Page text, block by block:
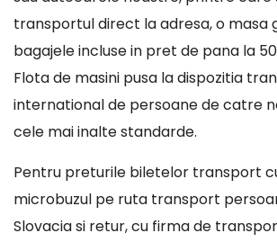
transportul direct la adresa, o masa
bagajele incluse in pret de pana la
Flota de masini pusa la dispozitia
international de persoane de catre
cele mai inalte standarde.
Pentru preturile biletelor transport
microbuzul pe ruta transport
Slovacia si retur, cu firma de